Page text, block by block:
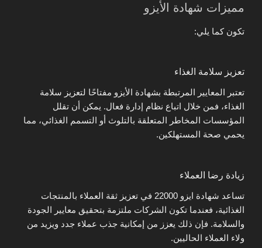
مميزات شهادة الأيزو
تكون كما يلي:
تعزيز سلامة الغذاء
تعتبر المعايير المرتبطة بشهادة الأيزو مفتاحًا لتعزيز سلامة
الغذاء، فمن خلال اتباع نظام إدارة فعال. يمكن أن تقلل
المؤسسات المخاطر المتعلقة بالتلوث أو التسمم الغذائي، مما
يحمي صحة المستهلكين.
زيادة رضا العملاء
تساعد شهادة ايزو 22000 في تعزيز ثقة العملاء بالمنتجات
الغذائية، فعندما تكون الشركات ملتزمة بتحقيق معايير الجودة
والسلامة. فإن ذلك يعزز من إمكانية جذب عملاء جدد ويزيد من
ولاء العملاء الحاليين.